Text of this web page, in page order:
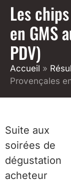
Les
en GMS
PDV)
Accueil »
Provençales
Suite aux
soirées de
dégustation
acheteur